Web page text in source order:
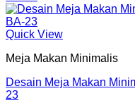
Quick View
Meja Makan Minimalis
Desain Meja Makan
23